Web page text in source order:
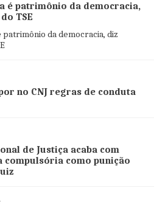
é patrimônio da democracia,
TSE
da democracia, diz
no CNJ regras de conduta
de Justiça acaba com
compulsória como punição